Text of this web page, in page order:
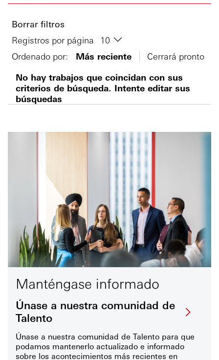
Borrar filtros
Registros por página
Ordenado por:
Más reciente
Cerrará pronto
No hay trabajos que coincidan con sus
criterios de búsqueda. Intente editar sus
búsquedas
Manténgase informado
Únase a nuestra comunidad de
Talento
Únase a nuestra comunidad de Talento para que
podamos mantenerlo actualizado e informado
sobre los acontecimientos más recientes en